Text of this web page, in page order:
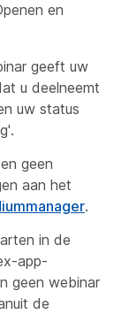
en
geeft uw
u deelneemt
uw status
geen
aan het
.
in de
app-
geen webinar
de